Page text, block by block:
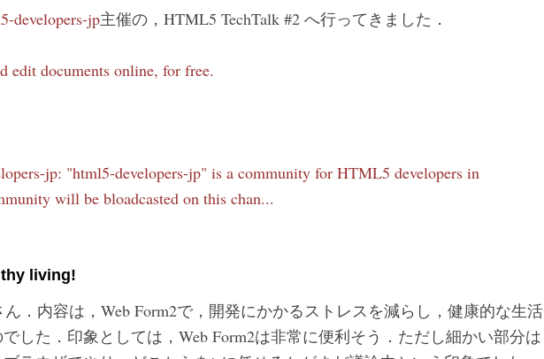
developers-jp主催の，HTML5 TechTalk #2 へ行ってきました．
edit documents online, for free.
jp: "html5-developers-jp" is a community for HTML5 developers in
will be bloadcasted on this chan...
living!
ん．内容は，Web Form2で，開発にかかるストレスを減らし，健康的な生活
した．印象としては，Web Form2は非常に便利そう．ただし細かい部分は